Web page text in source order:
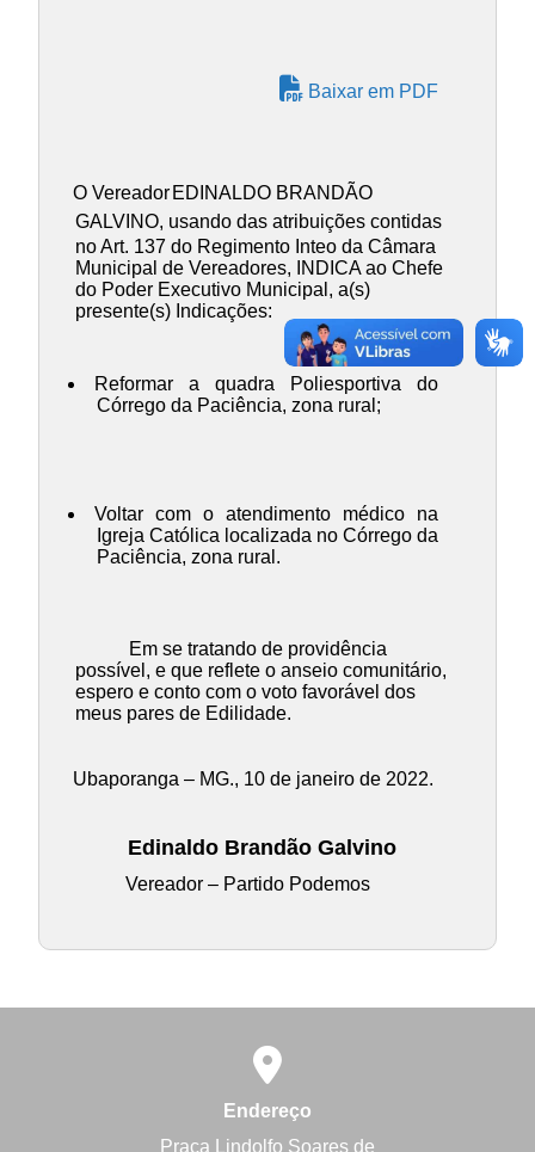
Baixar em PDF
O Vereador EDINALDO BRANDÃO
GALVINO, usando das atribuições contidas
no Art. 137 do Regimento Inteo da Câmara
Municipal de Vereadores, INDICA ao Chefe
do Poder Executivo Municipal, a(s)
presente(s) Indicações:
Reformar a quadra Poliesportiva do
Córrego da Paciência, zona rural;
Voltar com o atendimento médico na
Igreja Católica localizada no Córrego da
Paciência, zona rural.
Em se tratando de providência
possível, e que reflete o anseio comunitário,
espero e conto com o voto favorável dos
meus pares de Edilidade.
Ubaporanga – MG., 10 de janeiro de 2022.
Edinaldo Brandão Galvino
Vereador – Partido Podemos
Endereço
Praça Lindolfo Soares de